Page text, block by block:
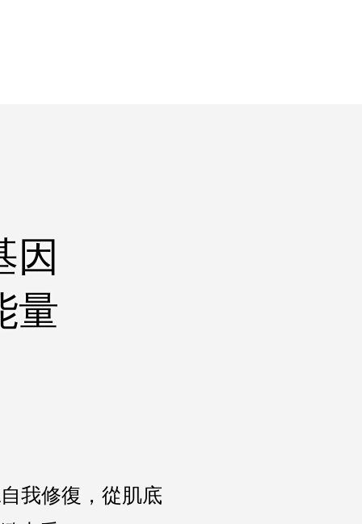
因
量
我修復，從肌底